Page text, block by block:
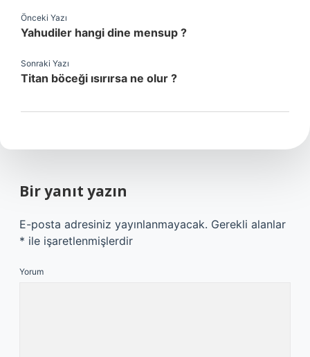
Önceki Yazı
Yahudiler hangi dine mensup ?
Sonraki Yazı
Titan böceği ısırırsa ne olur ?
Bir yanıt yazın
E-posta adresiniz yayınlanmayacak. Gerekli alanlar
* ile işaretlenmişlerdir
Yorum